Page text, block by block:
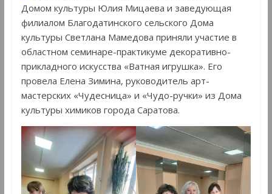
Домом культуры Юлия Мицаева и заведующая
филиалом Благодатинского сельского Дома
культуры Светлана Мамедова приняли участие в
областном семинаре-практикуме декоративно-
прикладного искусства «Ватная игрушка». Его
провела Елена Зимина, руководитель арт-
мастерских «Чудесница» и «Чудо-ручки» из Дома
культуры химиков города Саратова.